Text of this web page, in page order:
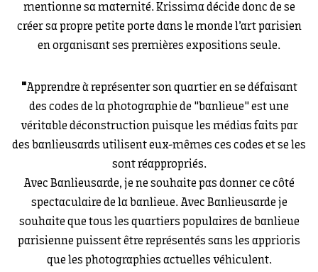
mentionne sa maternité. Krissima décide donc de se
créer sa propre petite porte dans le monde l’art parisien
en organisant ses premières expositions seule.
"Apprendre à représenter son quartier en se défaisant
des codes de la photographie de "banlieue" est une
véritable déconstruction puisque les médias faits par
des banlieusards utilisent eux-mêmes ces codes et se les
sont réappropriés.
Avec Banlieusarde, je ne souhaite pas donner ce côté
spectaculaire de la banlieue. Avec Banlieusarde je
souhaite que tous les quartiers populaires de banlieue
parisienne puissent être représentés sans les apprioris
que les photographies actuelles véhiculent.